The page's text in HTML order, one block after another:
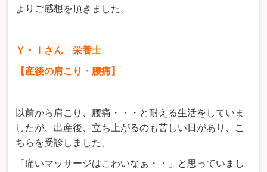
よりご感想を頂きました。
Ｙ・Ｉさん 栄養士
【産後の肩こり・腰痛】
以前から肩こり、腰痛・・・と耐える生活をしていま
したが、出産後、立ち上がるのも苦しい日があり、こ
ちらを受診しました。
「痛いマッサージはこわいなぁ・・」と思っていまし